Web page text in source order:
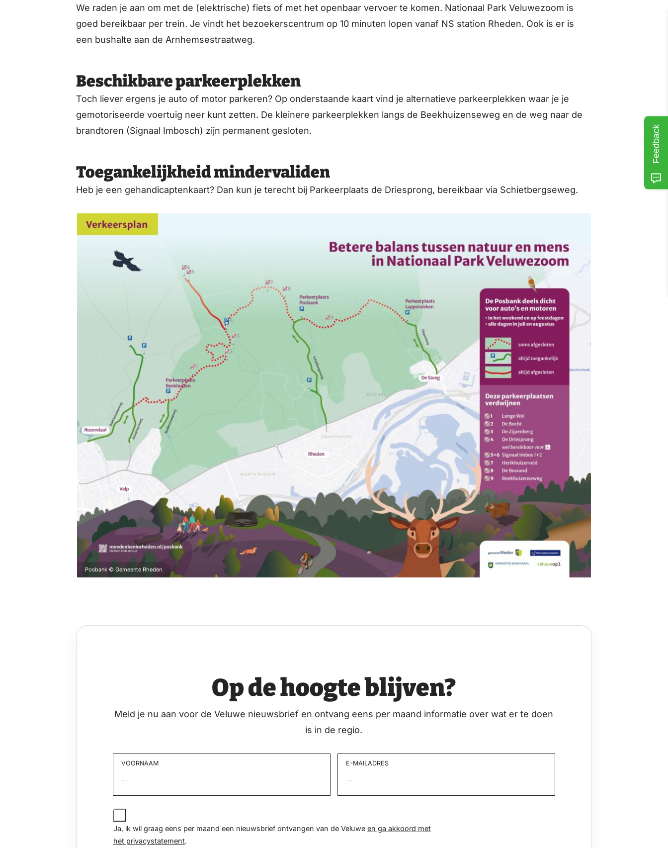
We raden je aan om met de (elektrische) fiets of met het openbaar vervoer te komen. Nationaal Park Veluwezoom is
goed bereikbaar per trein. Je vindt het bezoekerscentrum op 10 minuten lopen vanaf NS station Rheden. Ook is er is
een bushalte aan de Arnhemsestraatweg.
Beschikbare parkeerplekken
Toch liever ergens je auto of motor parkeren? Op onderstaande kaart vind je alternatieve parkeerplekken waar je je
gemotoriseerde voertuig neer kunt zetten. De kleinere parkeerplekken langs de Beekhuizenseweg en de weg naar de
brandtoren (Signaal Imbosch) zijn permanent gesloten.
Toegankelijkheid mindervaliden
Heb je een gehandicaptenkaart? Dan kun je terecht bij Parkeerplaats de Driesprong, bereikbaar via Schietbergseweg.
Posbank © Gemeente Rheden
Op de hoogte blijven?
Meld je nu aan voor de Veluwe nieuwsbrief en ontvang eens per maand informatie over wat er te doen
is in de regio.
VOORNAAM E-MAILADRES
JA,
IK
WIL
GRAAG
Ja, ik wil graag eens per maand een nieuwsbrief ontvangen van de Veluwe en ga akkoord met
het privacystatement.
Feedback